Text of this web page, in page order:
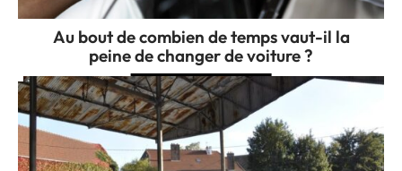
Au bout de combien de temps vaut-il la
peine de changer de voiture ?